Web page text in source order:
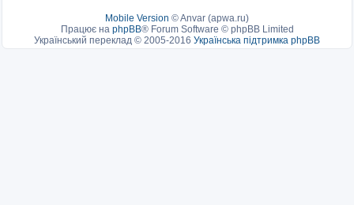
Mobile Version ©Anvar (apwa.ru)
Працює на phpBB® Forum Software © phpBB Limited
Український переклад © 2005-2016 Українська підтримка phpBB